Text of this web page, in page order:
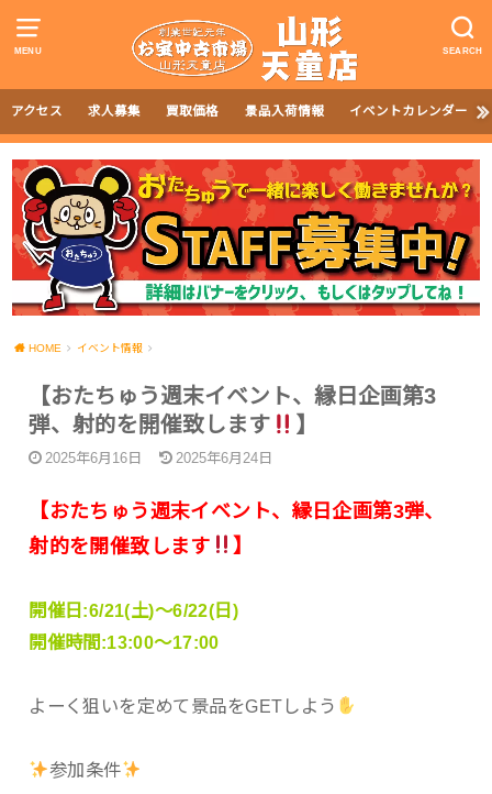
MENU SEARCH
アクセス 求人募集 買取価格 景品入荷情報 イベントカレンダー
HOME イベント情報
【おたちゅう週末イベント、縁日企画第3
弾、射的を開催致します
】
2025年6月16日 2025年6月24日
【おたちゅう週末イベント、縁日企画第3弾、
射的を開催致します
】
開催日:6/21(土)～6/22(日)
開催時間:13:00～17:00
よーく狙いを定めて景品をGETしよう
参加条件